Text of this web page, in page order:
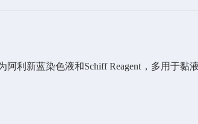
阿利新蓝染色液和Schiff Reagent，多用于